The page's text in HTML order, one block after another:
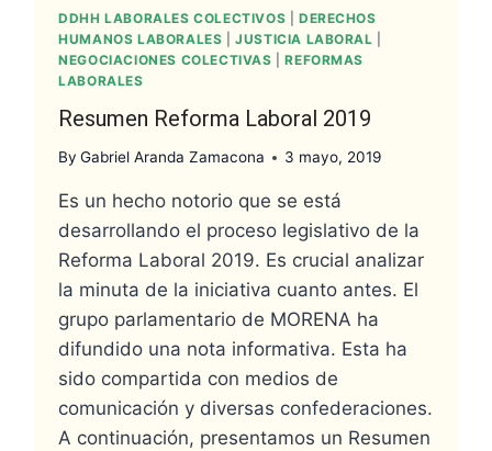
DDHH LABORALES COLECTIVOS
DERECHOS
HUMANOS LABORALES |JUSTICIA LABORAL
NEGOCIACIONES COLECTIVAS |REFORMAS
LABORALES
Resumen Reforma Laboral 2019
By Gabriel Aranda Zamacona 3 mayo, 2019
Es un hecho notorio que se está
desarrollando el proceso legislativo de la
Reforma Laboral 2019. Es crucial analizar
la minuta de la iniciativa cuanto antes. El
grupo parlamentario de MORENA ha
difundido una nota informativa. Esta ha
sido compartida con medios de
comunicación y diversas confederaciones.
A continuación, presentamos un Resumen